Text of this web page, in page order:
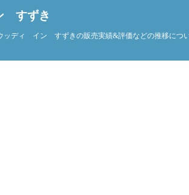
すずき
ッディ イン すずきの販売実績&評価などの推移につ